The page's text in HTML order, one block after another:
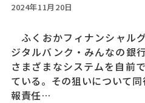
2024年11月20日
ふくおかフィナンシャル
ジタルバンク・みんなの銀
さまざまなシステムを自前
ている。その狙いについて
報責任…